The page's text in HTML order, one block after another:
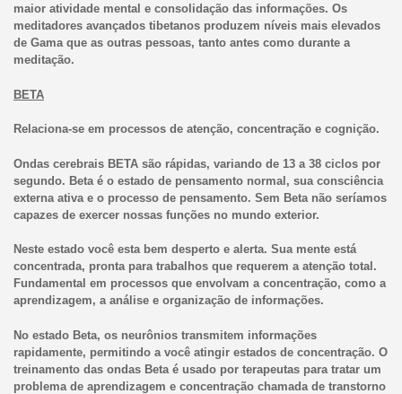
maior atividade mental e consolidação das informações. Os
meditadores avançados tibetanos produzem níveis mais elevados
de Gama que as outras pessoas, tanto antes como durante a
meditação.
BETA
Relaciona-se em processos de atenção, concentração e cognição.
Ondas cerebrais BETA são rápidas, variando de 13 a 38 ciclos por
segundo. Beta é o estado de pensamento normal, sua consciência
externa ativa e o processo de pensamento. Sem Beta não seríamos
capazes de exercer nossas funções no mundo exterior.
Neste estado você esta bem desperto e alerta. Sua mente está
concentrada, pronta para trabalhos que requerem a atenção total.
Fundamental em processos que envolvam a concentração, como a
aprendizagem, a análise e organização de informações.
No estado Beta, os neurônios transmitem informações
rapidamente, permitindo a você atingir estados de concentração. O
treinamento das ondas Beta é usado por terapeutas para tratar um
problema de aprendizagem e concentração chamada de transtorno